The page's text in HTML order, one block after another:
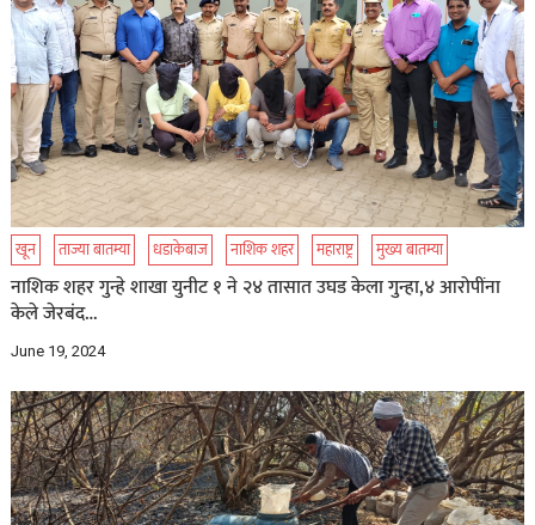
खून ताज्या बातम्या धडाकेबाज नाशिक शहर महाराष्ट्र मुख्य बातम्या
नाशिक शहर गुन्हे शाखा युनीट १ ने २४ तासात उघड केला गुन्हा,४ आरोपींना
केले जेरबंद…
June 19, 2024